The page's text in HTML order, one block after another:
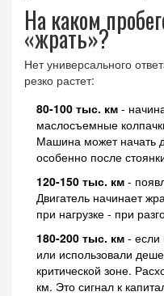
На каком
«жрать»?
Нет универсального
резко растет:
80-100 тыс. км -
маслосъемные
Машина может начать
особенно после
120-150 тыс. км -
Двигатель начинает
при нагрузке - при
180-200 тыс. км -
или использовали
критической зоне.
км. Это сигнал к